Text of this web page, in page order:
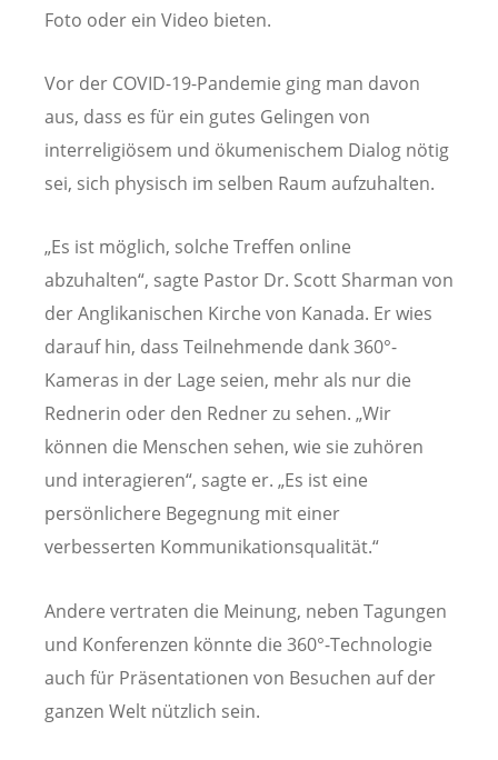
Foto oder ein Video bieten.
Vor der COVID-19-Pandemie ging man davon
aus, dass es für ein gutes Gelingen von
interreligiösem und ökumenischem Dialog nötig
sei, sich physisch im selben Raum aufzuhalten.
„Es ist möglich, solche Treffen online
abzuhalten“, sagte Pastor Dr. Scott Sharman von
der Anglikanischen Kirche von Kanada. Er wies
darauf hin, dass Teilnehmende dank 360°-
Kameras in der Lage seien, mehr als nur die
Rednerin oder den Redner zu sehen. „Wir
können die Menschen sehen, wie sie zuhören
und interagieren“, sagte er. „Es ist eine
persönlichere Begegnung mit einer
verbesserten Kommunikationsqualität.“
Andere vertraten die Meinung, neben Tagungen
und Konferenzen könnte die 360°-Technologie
auch für Präsentationen von Besuchen auf der
ganzen Welt nützlich sein.